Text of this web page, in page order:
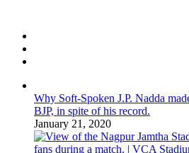
Why Soft-Spoken J.P. Nadda
BJP, in spite of his record.
January 21, 2020